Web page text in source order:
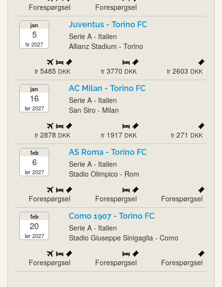
Forespørgsel Forespørgsel
jan
5
tir 2027
Juventus - Torino FC
Serie A - Italien
Allianz Stadium - Torino
fr 5485 DKK fr 3770 DKK fr 2603 DKK
jan
16
lør 2027
AC Milan - Torino FC
Serie A - Italien
San Siro - Milan
fr 2878 DKK fr 1917 DKK fr 271 DKK
feb
6
lør 2027
AS Roma - Torino FC
Serie A - Italien
Stadio Olimpico - Rom
Forespørgsel Forespørgsel Forespørgsel
feb
20
lør 2027
Como 1907 - Torino FC
Serie A - Italien
Stadio Giuseppe Sinigaglia - Como
Forespørgsel Forespørgsel Forespørgsel